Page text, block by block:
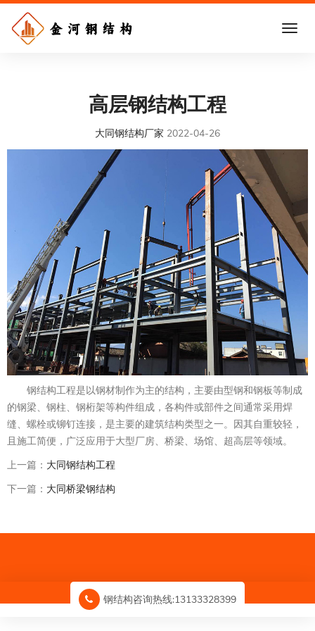
高层钢结构工程
大同钢结构厂家 2022-04-26
钢结构工程是以钢材制作为主的结构，主要由型钢和钢板等制成
的钢梁、钢柱、钢桁架等构件组成，各构件或部件之间通常采用焊
缝、螺栓或铆钉连接，是主要的建筑结构类型之一。因其自重较轻，
且施工简便，广泛应用于大型厂房、桥梁、场馆、超高层等领域。
上一篇： 大同钢结构工程
下一篇： 大同桥梁钢结构
钢结构咨询热线:13133328399